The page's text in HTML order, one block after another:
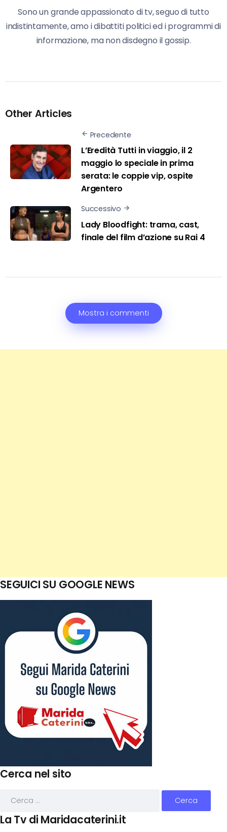
Sono un grande appassionato di tv, seguo di tutto
indistintamente, amo i dibattiti politici ed i programmi di
informazione, ma non disdegno il gossip.
Other Articles
Precedente
L’Eredità Tutti in viaggio, il 2
maggio lo speciale in prima
serata: le coppie vip, ospite
Argentero
Successivo
Lady Bloodfight: trama, cast,
finale del film d’azione su Rai 4
Mostra i commenti
SEGUICI SU GOOGLE NEWS
Cerca nel sito
La Tv di Maridacaterini.it